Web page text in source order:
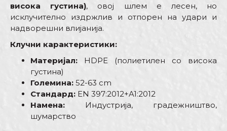
висока густина), овој шлем е лесен, но
исклучително издржлив и отпорен на удари и
надворешни влијанија.
Клучни карактеристики:
Материјал: HDPE (полиетилен со висока
густина)
Големина: 52-63 cm
Стандард: EN 397:2012+A1:2012
Намена: Индустрија, градежништво,
шумарство